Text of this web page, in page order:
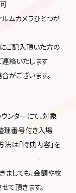
ムカメラひとつが
ご記入頂いた方の
連絡いたします
がございます。
ンターにて、対象
理番号付き入場
法は「特典内容」を
ましても、金額や枚
て頂きます。